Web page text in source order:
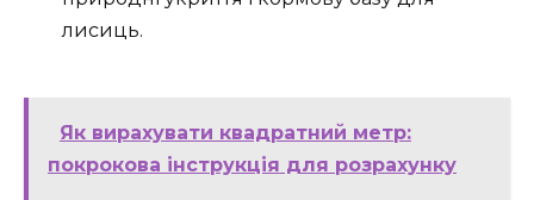
лисиць.
Як вирахувати квадратний метр:
покрокова інструкція для розрахунку